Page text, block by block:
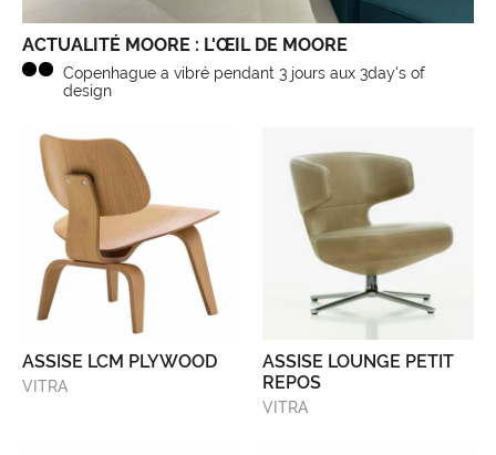
ACTUALITÉ MOORE : L'ŒIL DE MOORE
Copenhague a vibré pendant 3 jours aux 3day's of
design
ASSISE LCM PLYWOOD
VITRA
ASSISE LOUNGE PETIT
REPOS
VITRA